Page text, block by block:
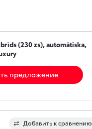
(230 zs), automātiska,
предложение
Добавить к сравнению